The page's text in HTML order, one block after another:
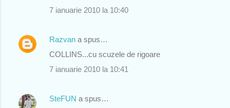
i
7 ianuarie 2010 la 10:40
Razvan a spus…
COLLINS...cu scuzele de rigoare
7 ianuarie 2010 la 10:41
SteFUN a spus…